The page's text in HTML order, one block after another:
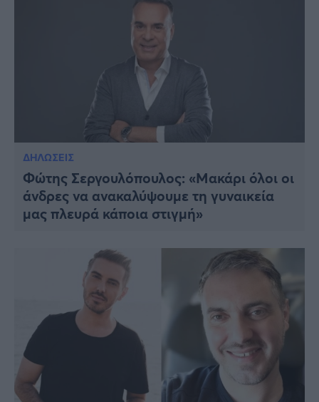
ΔΗΛΩΣΕΙΣ
Φώτης Σεργουλόπουλος: «Μακάρι όλοι οι
άνδρες να ανακαλύψουμε τη γυναικεία
μας πλευρά κάποια στιγμή»